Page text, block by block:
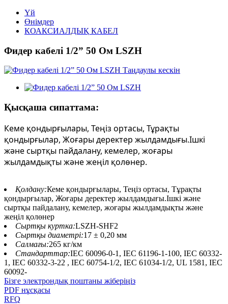
Үй
Өнімдер
КОАКСИАЛДЫҚ КАБЕЛ
Фидер кабелі 1/2” 50 Ом LSZH
Қысқаша сипаттама:
Кеме қондырғылары, Теңіз ортасы, Тұрақты
қондырғылар, Жоғары деректер жылдамдығы.Ішкі
және сыртқы пайдалану, кемелер, жоғары
жылдамдықты және жеңіл қолөнер.
Қолдану:Кеме қондырғылары, Теңіз ортасы, Тұрақты
қондырғылар, Жоғары деректер жылдамдығы.Ішкі және
сыртқы пайдалану, кемелер, жоғары жылдамдықты және
жеңіл қолөнер
Сыртқы куртка:LSZH-SHF2
Сыртқы диаметрі:17 ± 0,20 мм
Салмағы:265 кг/км
Стандарттар:IEC 60096-0-1, IEC 61196-1-100, IEC 60332-
1, IEC 60332-3-22 , IEC 60754-1/2, IEC 61034-1/2, UL 1581, IEC
60092-
Бізге электрондық поштаны жіберіңіз
PDF нұсқасы
RFQ